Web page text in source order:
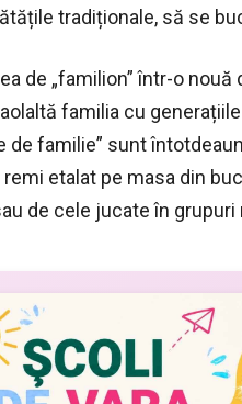
tradiționale, să se
de „familion” într-o nouă
familia cu
familie” sunt
etalat pe masa din
de cele jucate în grupuri